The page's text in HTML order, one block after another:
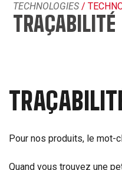
TECHNOLOGIES /
TRAÇABILITÉ
Pour nos produits, le mot-
Quand vous trouvez une